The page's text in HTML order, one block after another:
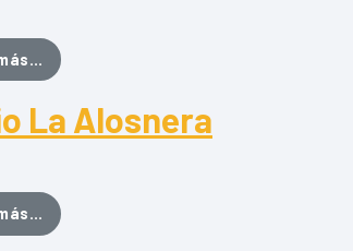
from Mozzarella de Canarias
La Alosnera
from Socio La Alosnera